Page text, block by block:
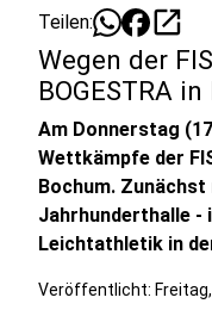
Teilen: open_in_new
Wegen der
BOGESTRA
Am Donnerstag
Wettkämpfe der
Bochum.
Jahrhunderthalle -
Leichtathletik in
Veröffentlicht: